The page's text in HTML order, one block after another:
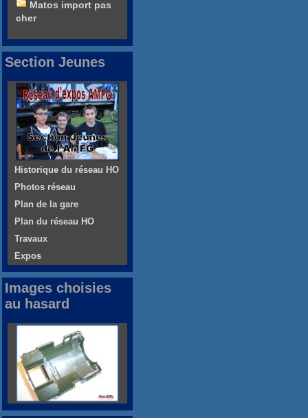
Matos import pas
cher
Section Jeunes
Historique du réseau HO
Photos réseau
Plan de la gare
Plan du réseau HO
Travaux
Expos
Images choisies
au hasard